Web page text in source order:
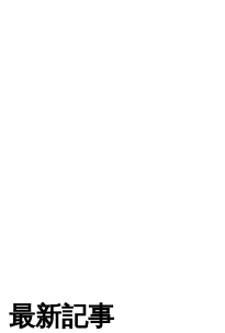
最新記事